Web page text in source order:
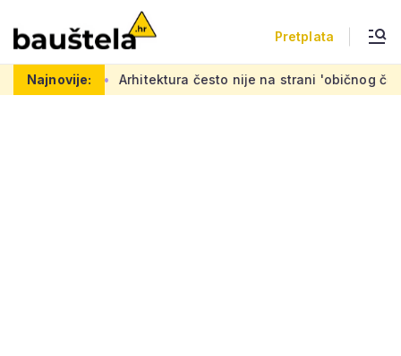
Pretplata
Najnovije:
čekaju Arhitektura često nije na strani 'običnog